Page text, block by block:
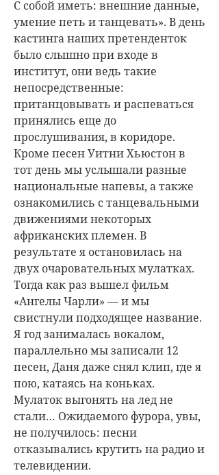
С собой иметь: внешние данные,
умение петь и танцевать». В день
кастинга наших претенденток
было слышно при входе в
институт, они ведь такие
непосредственные:
пританцовывать и распеваться
принялись еще до
прослушивания, в коридоре.
Кроме песен Уитни Хьюстон в
тот день мы услышали разные
национальные напевы, а также
ознакомились с танцевальными
движениями некоторых
африканских племен. В
результате я остановилась на
двух очаровательных мулатках.
Тогда как раз вышел фильм
«Ангелы Чарли» — и мы
свистнули подходящее название.
Я год занималась вокалом,
параллельно мы записали 12
песен, Даня даже снял клип, где я
пою, катаясь на коньках.
Мулаток выгонять на лед не
стали… Ожидаемого фурора, увы,
не получилось: песни
отказывались крутить на радио и
телевидении.